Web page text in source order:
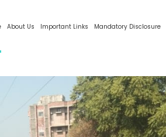
About Us Important Links Mandatory Disclosure